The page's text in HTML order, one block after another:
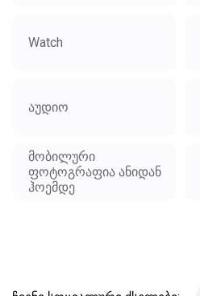
Watch
აუდიო
მობილური
ფოტოგრაფია ანიდან
ჰოემდე